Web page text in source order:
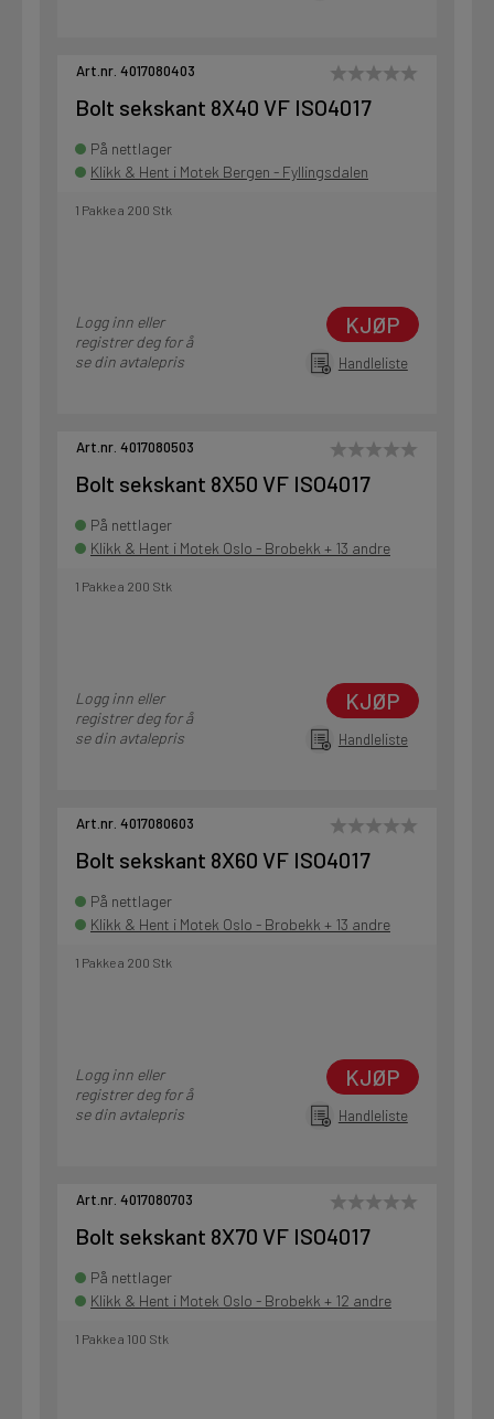
Art.nr. 4017080403
Bolt sekskant 8X40 VF ISO4017
På nettlager
Klikk & Hent i Motek Bergen - Fyllingsdalen
1 Pakke a 200 Stk
Logg inn eller
registrer deg for å
se din avtalepris
KJØP
Handleliste
Art.nr. 4017080503
Bolt sekskant 8X50 VF ISO4017
På nettlager
Klikk & Hent i Motek Oslo - Brobekk + 13 andre
1 Pakke a 200 Stk
Logg inn eller
registrer deg for å
se din avtalepris
KJØP
Handleliste
Art.nr. 4017080603
Bolt sekskant 8X60 VF ISO4017
På nettlager
Klikk & Hent i Motek Oslo - Brobekk + 13 andre
1 Pakke a 200 Stk
Logg inn eller
registrer deg for å
se din avtalepris
KJØP
Handleliste
Art.nr. 4017080703
Bolt sekskant 8X70 VF ISO4017
På nettlager
Klikk & Hent i Motek Oslo - Brobekk + 12 andre
1 Pakke a 100 Stk